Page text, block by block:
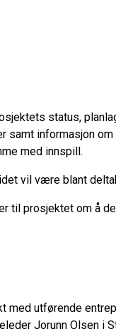
status,
samt informasjon
med innspill.
vil være blant
til prosjektet om å
med utførende
Jorunn Olsen i